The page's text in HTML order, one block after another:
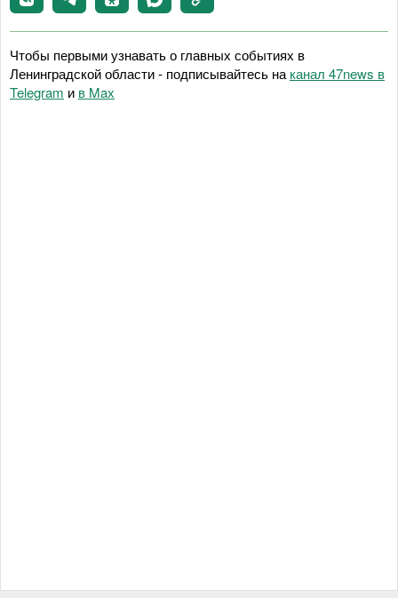
Чтобы первыми узнавать о главных событиях в
Ленинградской области - подписывайтесь на канал 47news в
Telegram и в Maх